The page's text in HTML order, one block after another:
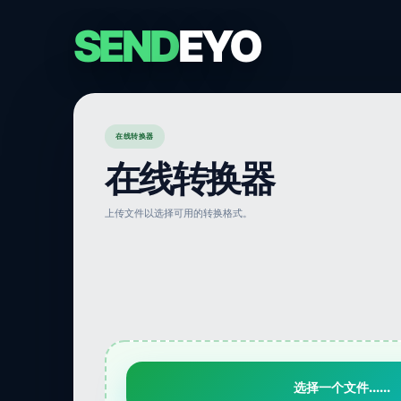
SENDEYO
在线转换器
在线转换器
上传文件以选择可用的转换格式。
选择一个文件......